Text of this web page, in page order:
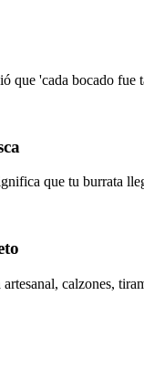
'cada bocado
que tu burrata
calzones,